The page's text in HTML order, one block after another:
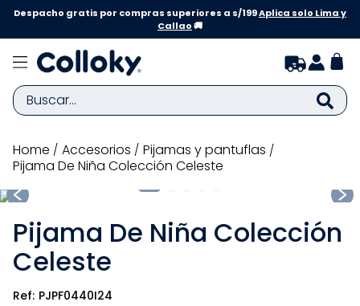
Despacho gratis por compras superiores a s/199Aplica solo Lima y
Callao🚚
Buscar...
accesorios
pijamas y pantuflas
Pijama De Niña Colección Celeste
Pijama De Niña Colección
Celeste
PJPF0440I24
TÉRMINOS MÁS BUSCADOS
1.
zapatillas niña
2.
3.
medias
4.
sandalias